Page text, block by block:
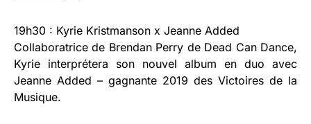
19h30 : Kyrie Kristmanson x Jeanne Added
Collaboratrice de Brendan Perry de Dead Can Dance,
Kyrie interprétera son nouvel album en duo avec
Jeanne Added – gagnante 2019 des Victoires de la
Musique.